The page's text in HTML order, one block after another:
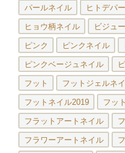
パールネイル ヒトデパ
ヒョウ柄ネイル ビジュ
ピンク ピンクネイル
ピンクベージュネイル
フット フットジェルネ
フットネイル2019 フッ
フラットアートネイル
フラワーアートネイル